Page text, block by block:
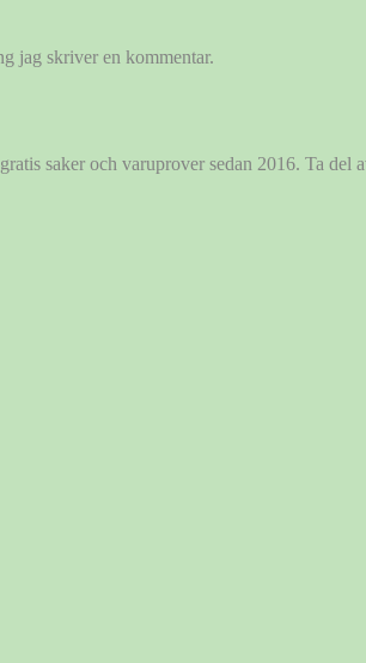
jag skriver en kommentar.
saker och varuprover sedan 2016. Ta del